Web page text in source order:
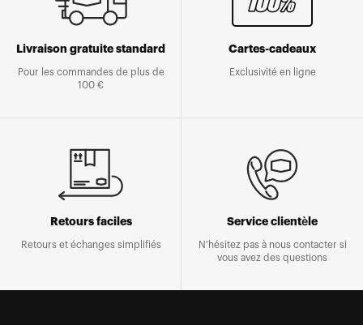
Livraison gratuite standard
Pour les commandes de plus de
100 €
Cartes-cadeaux
Exclusivité en ligne
Retours faciles
Retours et échanges simplifiés
Service clientèle
N'hésitez pas à nous contacter si
vous avez des questions